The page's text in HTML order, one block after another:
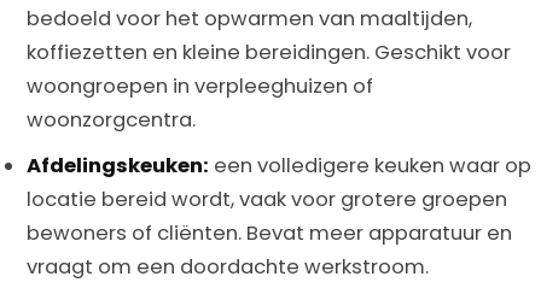
bedoeld voor het opwarmen van maaltijden,
koffiezetten en kleine bereidingen. Geschikt voor
woongroepen in verpleeghuizen of
woonzorgcentra.
Afdelingskeuken: een volledigere keuken waar op
locatie bereid wordt, vaak voor grotere groepen
bewoners of cliënten. Bevat meer apparatuur en
vraagt om een doordachte werkstroom.